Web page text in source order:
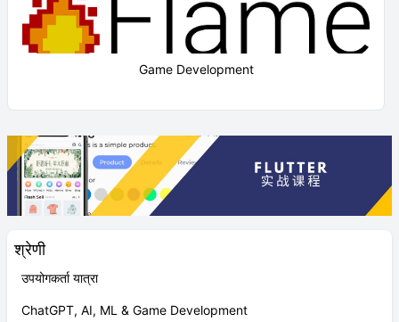
श्रेणी
उपयोगकर्ता यात्रा
ChatGPT, AI, ML & Game Development
Game Development